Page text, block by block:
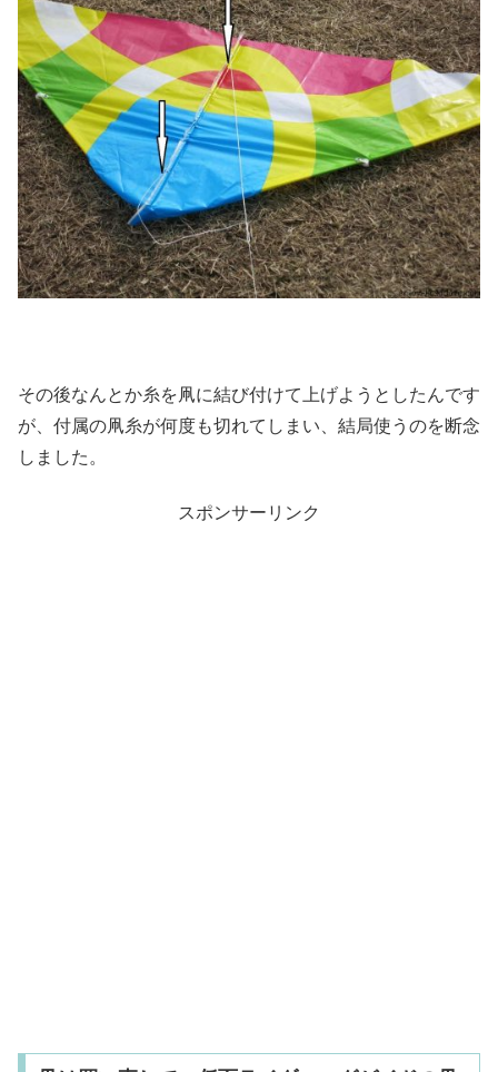
その後なんとか糸を凧に結び付けて上げようとしたんです
が、付属の凧糸が何度も切れてしまい、結局使うのを断念
しました。
スポンサーリンク